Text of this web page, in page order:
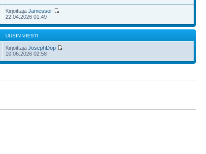
KirjoittajaJamessor
22.04.2026 01:49
UUSIN VIESTI
KirjoittajaJosephDop
10.06.2026 02:58